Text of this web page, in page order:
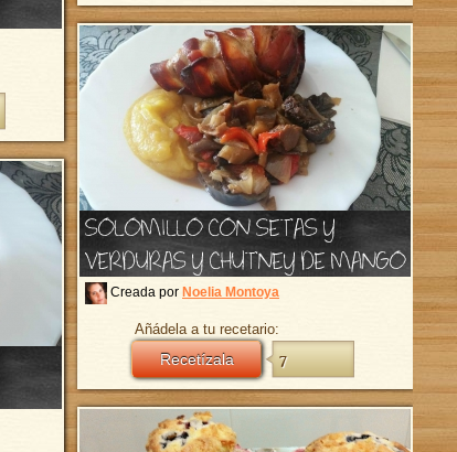
SOLOMILLO CON SETAS Y
VERDURAS Y CHUTNEY DE MANGO
Creada por Noelia Montoya
Añádela a tu recetario:
Recetízala 7